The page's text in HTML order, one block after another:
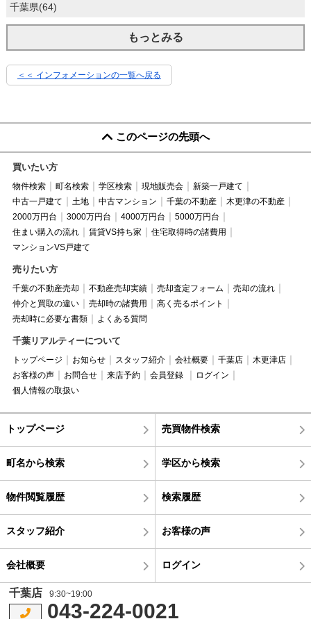
千葉県(64)
もっとみる
＜＜ インフォメーションの一覧へ戻る
このページの先頭へ
買いたい方
物件検索 町名検索 学区検索 現地販売会
新築一戸建て
中古一戸建て
土地 中古マンション 千葉の不動産
木更津の不動産
2000万円台
3000万円台 4000万円台
5000万円台
住まい購入の流れ
賃貸VS持ち家
住宅取得時の諸費用
マンションVS戸建て
売りたい方
千葉の不動産売却 不動産売却実績 売却査定フォーム
売却の流れ
仲介と買取の違い
売却時の諸費用
高く売るポイント
売却時に必要な書類
よくある質問
千葉リアルティーについて
トップページ お知らせ スタッフ紹介 会社概要 千葉店
木更津店
お客様の声
お問合せ 来店予約 会員登録
ログイン
個人情報の取扱い
トップページ 売買物件検索
町名から検索 学区から検索
物件閲覧履歴 検索履歴
スタッフ紹介 お客様の声
会社概要 ログイン
千葉店 9:30~19:00
043-224-0021